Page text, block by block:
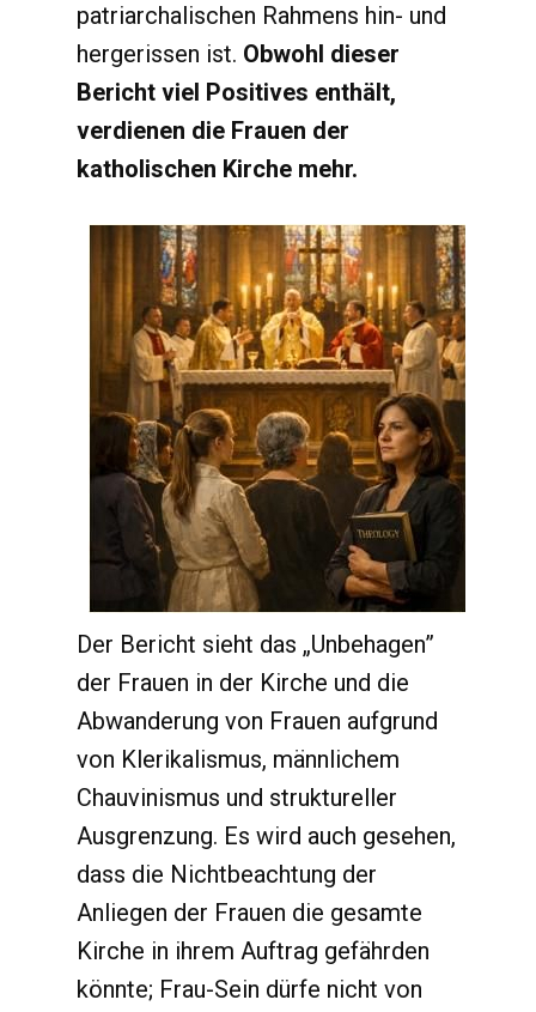
patriarchalischen Rahmens hin- und
hergerissen ist. Obwohl dieser
Bericht viel Positives enthält,
verdienen die Frauen der
katholischen Kirche mehr.
Der Bericht sieht das „Unbehagen”
der Frauen in der Kirche und die
Abwanderung von Frauen aufgrund
von Klerikalismus, männlichem
Chauvinismus und struktureller
Ausgrenzung. Es wird auch gesehen,
dass die Nichtbeachtung der
Anliegen der Frauen die gesamte
Kirche in ihrem Auftrag gefährden
könnte; Frau-Sein dürfe nicht von